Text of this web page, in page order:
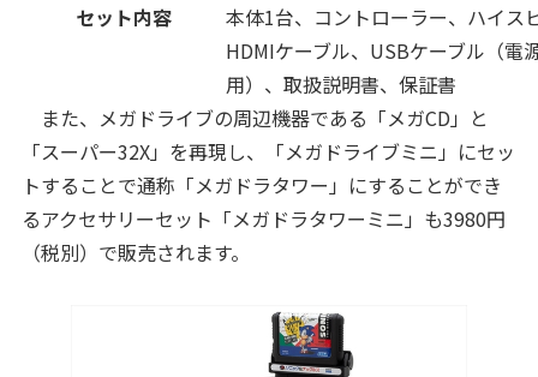
セット内容
本体1台、コントローラー、ハイス
HDMIケーブル、USBケーブル（電
用）、取扱説明書、保証書
また、メガドライブの周辺機器である「メガCD」と
「スーパー32X」を再現し、「メガドライブミニ」にセッ
トすることで通称「メガドラタワー」にすることができ
るアクセサリーセット「メガドラタワーミニ」も3980円
（税別）で販売されます。